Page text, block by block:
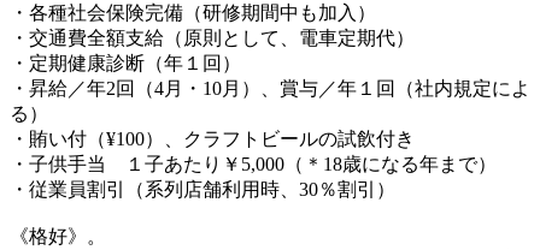
・各種社会保険完備（研修期間中も加入）
・交通費全額支給（原則として、電車定期代）
・定期健康診断（年１回）
・昇給／年2回（4月・10月）、賞与／年１回（社内規定によ
る）
・賄い付（¥100）、クラフトビールの試飲付き
・子供手当 １子あたり￥5,000（＊18歳になる年まで）
・従業員割引（系列店舗利用時、30％割引）
《格好》。